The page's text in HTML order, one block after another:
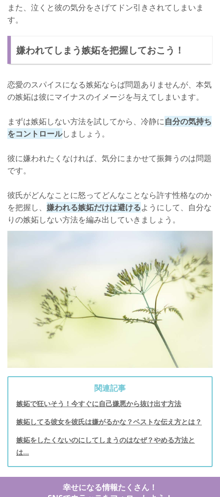
また、泣くと彼の気分をさげてドン引きされてしまいま
す。
嫌われてしまう嫉妬を把握しておこう！
恋愛のスパイスになる嫉妬ならば問題ありませんが、本気
の嫉妬は彼にマイナスのイメージを与えてしまいます。
まずは嫉妬しない方法を試してから、冷静に自分の気持ち
をコントロールしましょう。
彼に嫌われたくなければ、気分にまかせて振舞うのは問題
です。
彼氏がどんなことに怒ってどんなことなら許す性格なのか
を把握し、 嫌われる嫉妬だけは避けるようにして、自分な
りの嫉妬しない方法を編み出していきましょう。
関連記事
嫉妬で狂いそう！今すぐに自己嫌悪から抜け出す方法
嫉妬してる彼女を彼氏は嫌がるかな？ベストな伝え方とは？
嫉妬をしたくないのにしてしまうのはなぜ？やめる方法と
は…
幸せになる情報たくさん！